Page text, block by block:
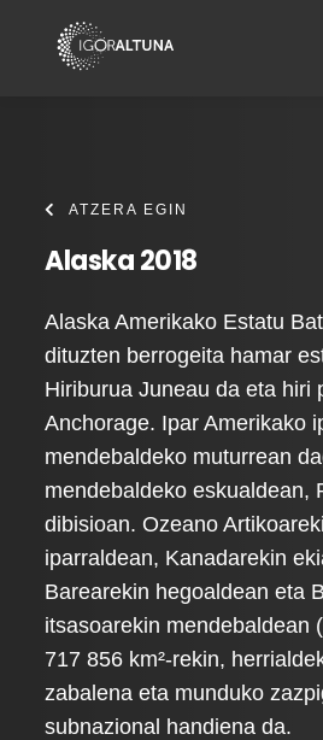
ATZERA EGIN
Alaska 2018
Alaska Amerikako Estatu
dituzten berrogeita hamar
Hiriburua Juneau da eta hiri
Anchorage. Ipar Amerikako
mendebaldeko muturrean
mendebaldeko eskualdean,
dibisioan. Ozeano
iparraldean, Kanadarekin
Barearekin hegoaldean eta
itsasoarekin mendebaldean
717 856 km²-rekin,
zabalena eta munduko
subnazional handiena da.